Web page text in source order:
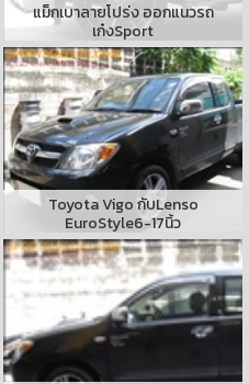
แม็กเบาลายโปร่ง ออกแนวรถ
เก๋งSport
Toyota Vigo กับLenso
EuroStyle6-17นิ้ว